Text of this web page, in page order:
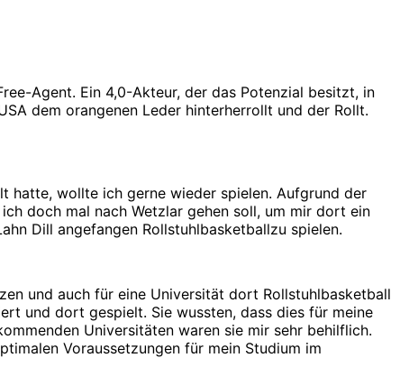
Agent. Ein 4,0-Akteur, der das Potenzial besitzt, in
dem orangenen Leder hinterherrollt und der Rollt.
hatte, wollte ich gerne wieder spielen. Aufgrund der
doch mal nach Wetzlar gehen soll, um mir dort ein
Dill angefangen Rollstuhlbasketballzu spielen.
und auch für eine Universität dort Rollstuhlbasketball
und dort gespielt. Sie wussten, dass dies für meine
Universitäten waren sie mir sehr behilflich.
Voraussetzungen für mein Studium im